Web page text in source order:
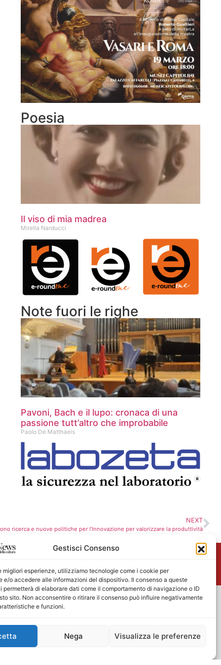
Gestisci Consenso
migliori esperienze, utilizziamo tecnologie come i cookie per
e/o accedere alle informazioni del dispositivo. Il consenso a queste
permetterà di elaborare dati come il comportamento di navigazione o ID
sito. Non acconsentire o ritirare il consenso può influire negativamente
e funzioni.
Nega Visualizza le preferenze
Poesia
Il viso di mia madrea
Mirella Narducci
Note fuori le righe
Pavoni, Bach e il lupo: cronaca di una
passione tutt’altro che improbabile
Paolo De Matthaeis
NEXT
ricerca e nuove politiche per l’Innovazione per valorizzare la produttività